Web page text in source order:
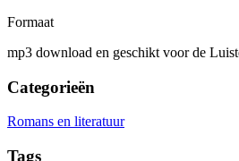
Formaat
mp3 download en geschikt voor de
Categorieën
Romans en literatuur
Tags